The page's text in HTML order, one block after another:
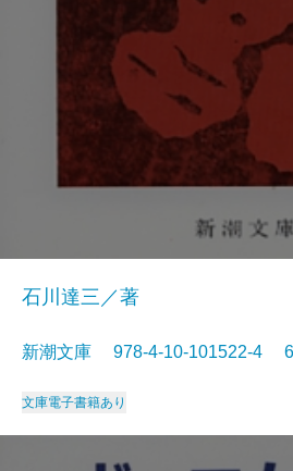
石川達三／著
新潮文庫 978-4-10-101522-4
文庫電子書籍あり